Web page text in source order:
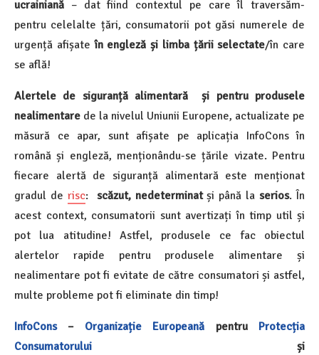
ucrainiană – dat fiind contextul pe care îl traversăm-
pentru celelalte țări, consumatorii pot găsi numerele de
urgență afișateîn engleză și limba țării selectate/în care
se află!
Alertele de siguranță alimentară și pentru produsele
nealimentare de la nivelul Uniunii Europene, actualizate pe
măsură ce apar, sunt afișate pe aplicația InfoCons în
română și engleză, menționându-se țările vizate. Pentru
fiecare alertă de siguranță alimentară este menționat
gradul de risc: scăzut, nedeterminatși până laserios. În
acest context, consumatorii sunt avertizați în timp util și
pot lua atitudine! Astfel, produsele ce fac obiectul
alertelor rapide pentru produsele alimentare și
nealimentare pot fi evitate de către consumatori și astfel,
multe probleme pot fi eliminate din timp!
InfoCons– Organizație Europeană pentru Protecția
Consumatorului și